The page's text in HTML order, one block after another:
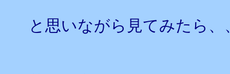
と思いながら見てみたら、